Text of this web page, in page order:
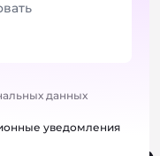
данных
уведомления